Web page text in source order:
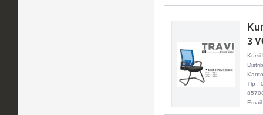
3
Kursi
Tlp :